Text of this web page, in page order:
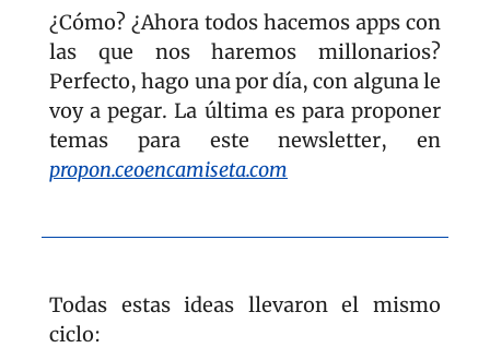
¿Cómo? ¿Ahora todos hacemos apps con
las que nos haremos millonarios?
Perfecto, hago una por día, con alguna le
voy a pegar. La última es para proponer
propon.ceoencamiseta.com
Todas estas ideas llevaron el mismo
ciclo: